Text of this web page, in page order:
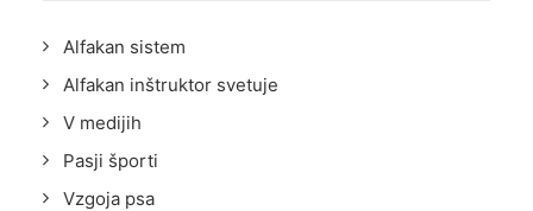
Alfakan sistem
Alfakan inštruktor svetuje
V medijih
Pasji športi
Vzgoja psa